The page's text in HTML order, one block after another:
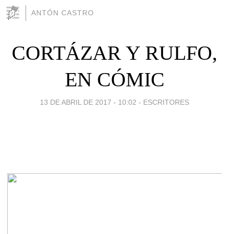
ANTÓN CASTRO
CORTÁZAR Y RULFO,
EN CÓMIC
13 DE ABRIL DE 2017 - 10:02 - ESCRITORES